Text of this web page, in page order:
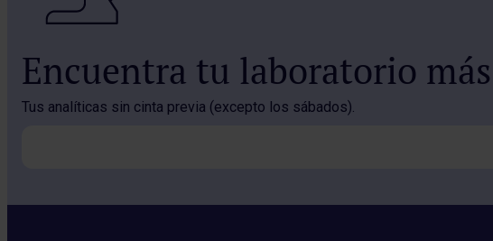
Encuentra tu laboratorio
Tus analíticas sin cinta previa (excepto los sábados).